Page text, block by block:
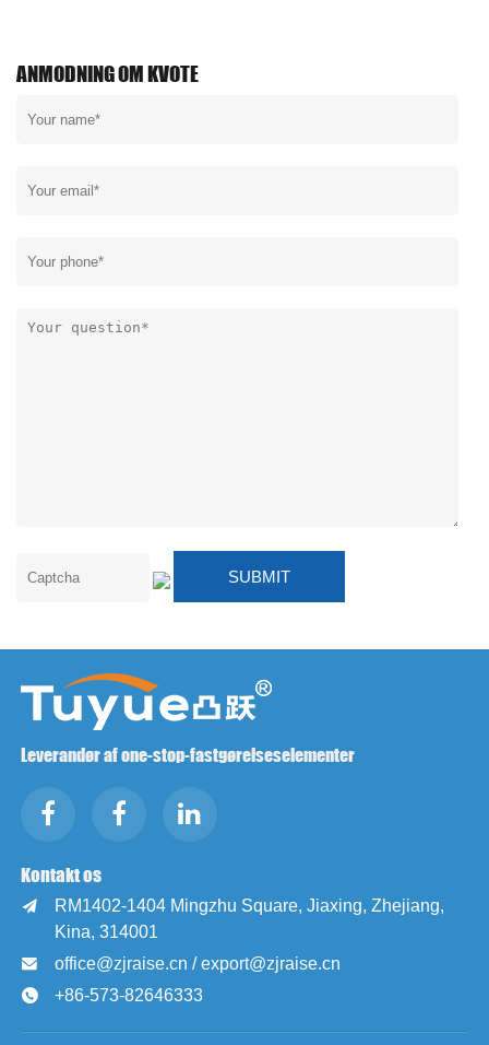
ANMODNING OM KVOTE
Leverandør af one-stop-fastgørelseselementer
Kontakt os

RM1402-1404 Mingzhu Square, Jiaxing, Zhejiang,
Kina, 314001
 office@zjraise.cn / export@zjraise.cn
 +86-573-82646333